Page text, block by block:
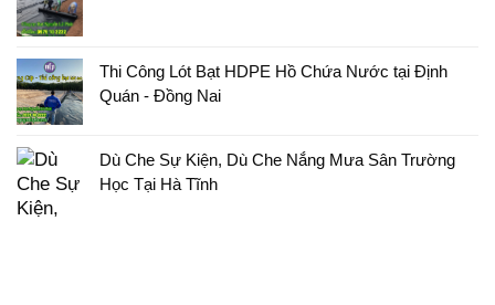
Thi Công Lót Bạt HDPE Hồ Chứa Nước tại Định
Quán - Đồng Nai
Dù Che Sự Kiện, Dù Che Nắng Mưa Sân Trường
Học Tại Hà Tĩnh